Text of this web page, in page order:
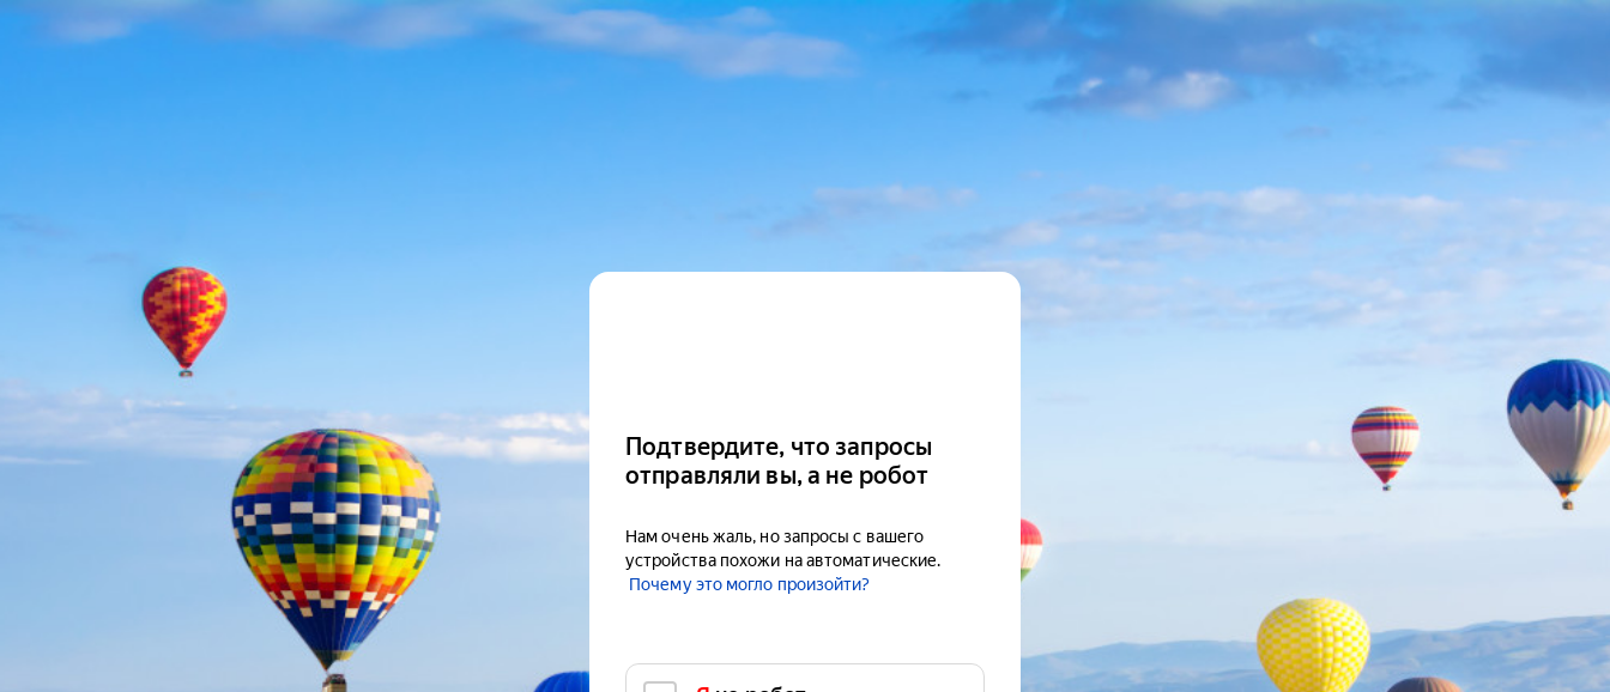
Подтвердите, что запросы
отправляли вы, а не робот
Нам очень жаль, но запросы с вашего
устройства похожи на автоматические.
Почему это могло произойти?